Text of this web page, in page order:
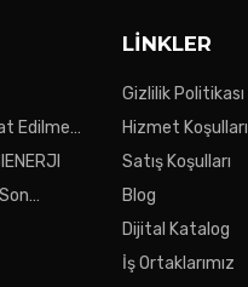
Edilmesi
LINKLER
Gizlilik Politikası
Hizmet Koşulları
Satış Koşulları
Blog
Dijital Katalog
İş Ortaklarımız